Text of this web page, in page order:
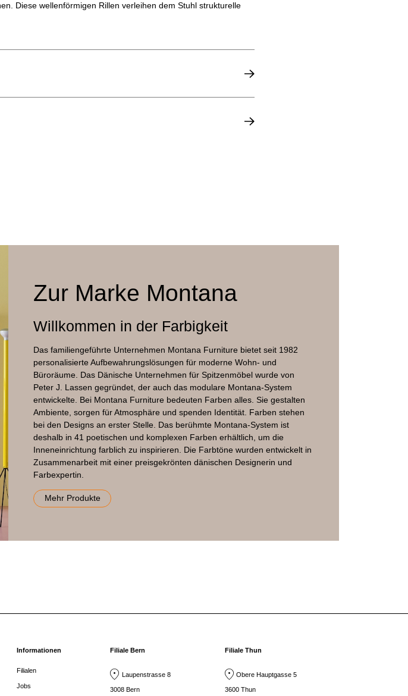
Diese wellenförmigen Rillen verleihen dem Stuhl strukturelle
Zur Marke Montana
Willkommen in der Farbigkeit
Das familiengeführte Unternehmen Montana Furniture bietet seit 1982
personalisierte Aufbewahrungslösungen für moderne Wohn- und
Büroräume. Das Dänische Unternehmen für Spitzenmöbel wurde von
Peter J. Lassen gegründet, der auch das modulare Montana-System
entwickelte. Bei Montana Furniture bedeuten Farben alles. Sie gestalten
Ambiente, sorgen für Atmosphäre und spenden Identität. Farben stehen
bei den Designs an erster Stelle. Das berühmte Montana-System ist
deshalb in 41 poetischen und komplexen Farben erhältlich, um die
Inneneinrichtung farblich zu inspirieren. Die Farbtöne wurden entwickelt in
Zusammenarbeit mit einer preisgekrönten dänischen Designerin und
Farbexpertin.
Mehr Produkte
Informationen
Filialen
Jobs
Filiale Bern
Laupenstrasse 8
3008 Bern
Filiale Thun
Obere Hauptgasse 5
3600 Thun